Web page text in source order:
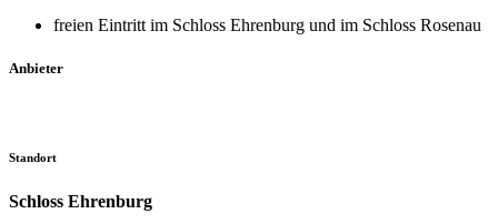
freien Eintritt im Schloss Ehrenburg und im Schloss Rosenau
Anbieter
Standort
Schloss Ehrenburg